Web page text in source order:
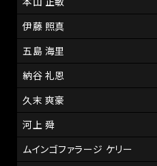
伊藤 照真
五島 海里
納谷 礼恩
久末 爽豪
河上 舜
ムインゴファラージ ケリー